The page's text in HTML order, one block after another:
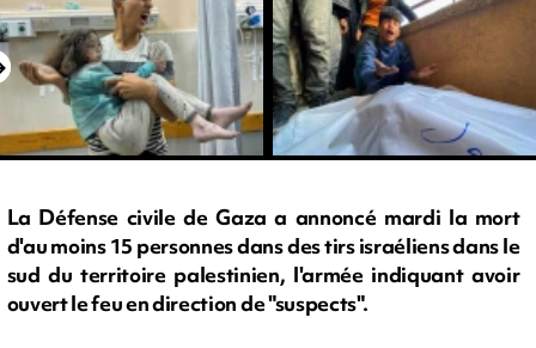
La Défense civile de Gaza a annoncé mardi la mort
d'au moins 15 personnes dans des tirs israéliens dans le
sud du territoire palestinien, l'armée indiquant avoir
ouvert le feu en direction de "suspects".